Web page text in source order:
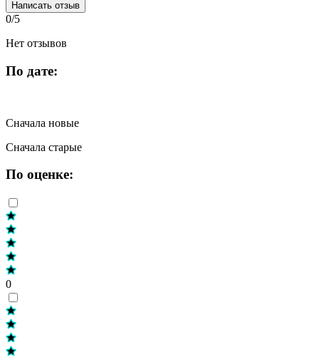
Написать отзыв
0/5
Нет отзывов
По дате:
Сначала новые
Сначала старые
По оценке:
0